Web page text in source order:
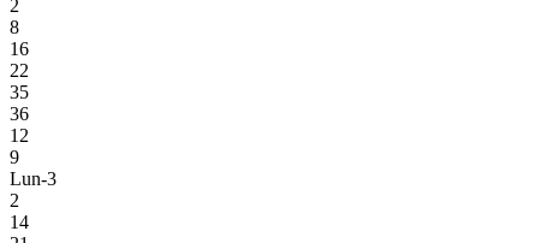
2
8
16
22
35
36
12
9
Lun-3
2
14